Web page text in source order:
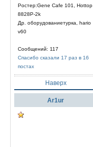
Ростер:Gene Cafe 101, Hottop
8828P-2k
Др. оборудованиетурка, hario
v60
Сообщений: 117
Спасибо сказали 17 раз в 16
постах
Наверх
Ar1ur